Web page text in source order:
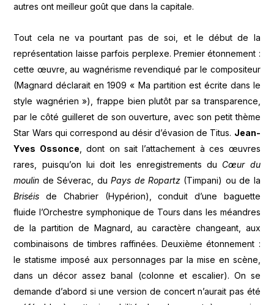
autres ont meilleur goût que dans la capitale.
Tout cela ne va pourtant pas de soi, et le début de la
représentation laisse parfois perplexe. Premier étonnement :
cette œuvre, au wagnérisme revendiqué par le compositeur
(Magnard déclarait en 1909 « Ma partition est écrite dans le
style wagnérien »), frappe bien plutôt par sa transparence,
par le côté guilleret de son ouverture, avec son petit thème
Star Wars qui correspond au désir d’évasion de Titus. Jean-
Yves Ossonce , dont on sait l’attachement à ces œuvres
rares, puisqu’on lui doit les enregistrements du Cœur du
moulin de Séverac, duPays de Ropartz(Timpani) ou de la
Briséis de Chabrier (Hypérion), conduit d’une baguette
fluide l’Orchestre symphonique de Tours dans les méandres
de la partition de Magnard, au caractère changeant, aux
combinaisons de timbres raffinées. Deuxième étonnement :
le statisme imposé aux personnages par la mise en scène,
dans un décor assez banal (colonne et escalier). On se
demande d’abord si une version de concert n’aurait pas été